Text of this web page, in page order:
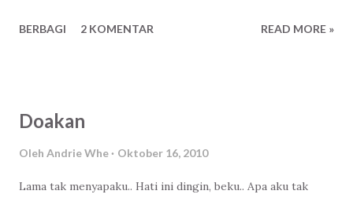
nampaknya. "Anda benar!,". gayaku meyakinkannya.
contoh, aku bersyukur lahir di keluarga broken home,". aku
mencoba memberi pengertian, semampuku tentu. "Ya
terjadi di hidup kamu?,". dia kembali bertanya. "Banyak
BERBAGI 2 KOMENTAR READ MORE »
Doakan
Oleh Andrie Whe Oktober 16, 2010
Lama tak menyapaku.. Hati ini dingin, beku.. Apa aku tak